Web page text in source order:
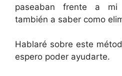
paseaban frente a mi
también a saber como
Hablaré sobre este
espero poder ayudarte.